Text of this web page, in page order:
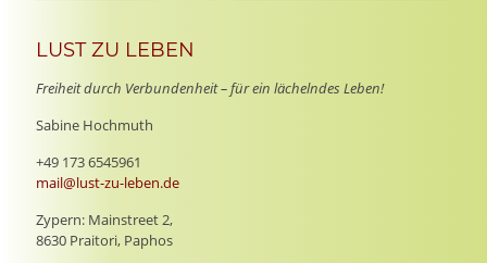
LUST ZU LEBEN
Freiheit durch Verbundenheit – für ein lächelndes Leben!
Sabine Hochmuth
+49 173 6545961
mail@lust-zu-leben.de
Zypern: Mainstreet 2,
8630 Praitori, Paphos